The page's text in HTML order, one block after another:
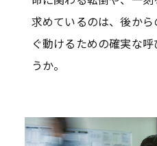
求めているのは、後か
ぐ動けるための確実な
うか。